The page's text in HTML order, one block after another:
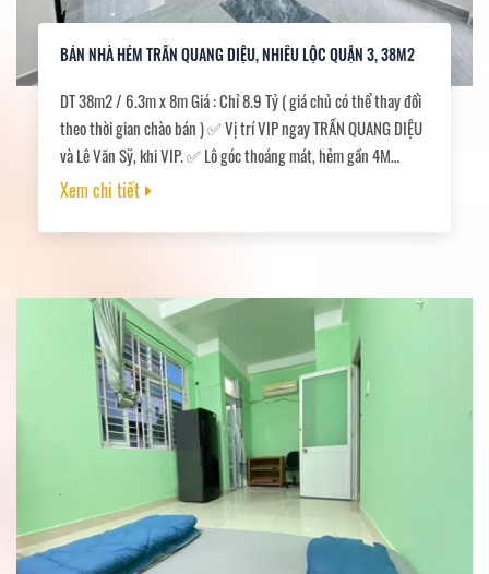
BÁN NHÀ HẺM TRẦN QUANG DIỆU, NHIÊU LỘC QUẬN 3, 38M2
DT 38m2 / 6.3m x 8m Giá : Chỉ 8.9 Tỷ ( giá chủ có thể thay đổi
theo thời gian chào bán ) ✅ Vị trí VIP ngay TRẦN QUANG DIỆU
và Lê Văn Sỹ, khi VIP. ✅ Lô góc thoáng mát, hẻm gần 4M
thông, 30m ra hẻm xe hơi. ✅ Kết cấu : 1 trệt 1 lửng 2 lầu sân
đang chờ làm hoàn công mới.
Xem chi tiết